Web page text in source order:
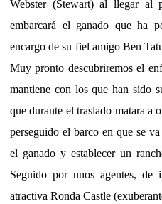
Webster (Stewart) al llegar al
embarcará el ganado que ha
encargo de su fiel amigo Ben
Muy pronto descubriremos el
mantiene con los que han sido
que durante el traslado matara a
perseguido el barco en que se
el ganado y establecer un
Seguido por unos agentes, de
atractiva Ronda Castle